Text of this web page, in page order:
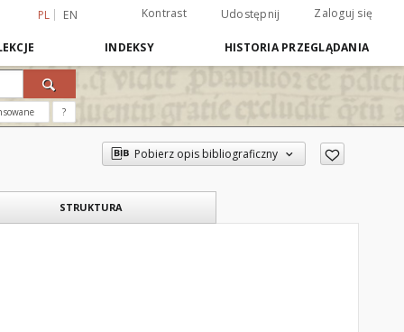
PL EN Kontrast Udostępnij Zaloguj się
INDEKSY HISTORIA PRZEGLĄDANIA
?
Pobierz opis bibliograficzny
STRUKTURA